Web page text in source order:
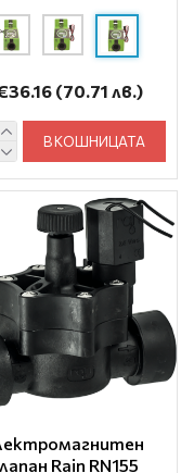
(70.71 лв.)
В КОШНИЦАТА
Rain RN155